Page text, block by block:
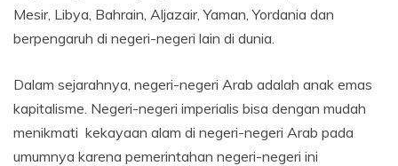
Mesir, Libya, Bahrain, Aljazair, Yaman, Yordania dan
berpengaruh di negeri-negeri lain di dunia.
Dalam sejarahnya, negeri-negeri Arab adalah anak emas
kapitalisme. Negeri-negeri imperialis bisa dengan mudah
menikmati kekayaan alam di negeri-negeri Arab pada
umumnya karena pemerintahan negeri-negeri ini